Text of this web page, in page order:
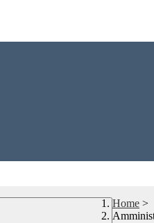
Home >